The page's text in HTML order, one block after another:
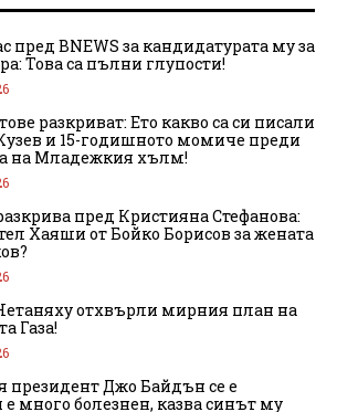
пред BNEWS за кандидатурата му за
Това са пълни глупости!
разкриват: Ето какво са си писали
и 15-годишното момиче преди
на Младежкия хълм!
пред Кристияна Стефанова:
Хаяши от Бойко Борисов за жената
отхвърли мирния план на
Газа!
президент Джо Байдън се е
е много болезнен, казва синът му